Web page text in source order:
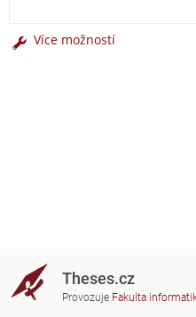
Více možností
Theses.cz
Provozuje Fakulta